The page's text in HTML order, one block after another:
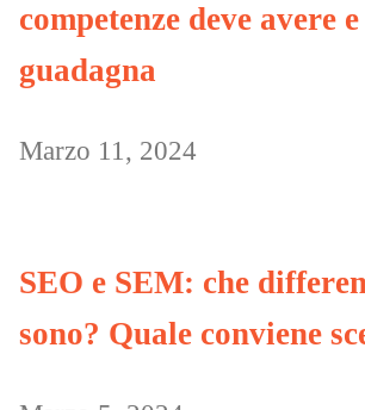
competenze deve avere
guadagna
Marzo 11, 2024
SEO e SEM: che
sono? Quale conviene